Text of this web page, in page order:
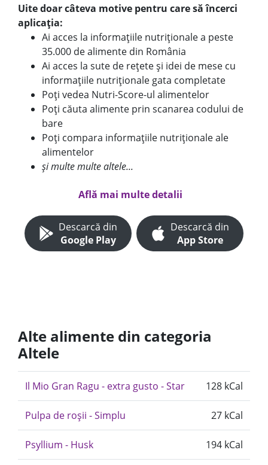
Uite doar câteva motive pentru care să încerci
aplicația:
Ai acces la informațiile nutriționale a peste
35.000 de alimente din România
Ai acces la sute de rețete și idei de mese cu
informațiile nutriționale gata completate
Poți vedea Nutri-Score-ul alimentelor
Poți căuta alimente prin scanarea codului de
bare
Poți compara informațiile nutriționale ale
alimentelor
și multe multe altele...
Află mai multe detalii
Descarcă din
Google Play
Descarcă din
App Store
Alte alimente din categoria
Altele
Il Mio Gran Ragu - extra gusto - Star 128 kCal
Pulpa de roșii - Simplu 27 kCal
Psyllium - Husk 194 kCal